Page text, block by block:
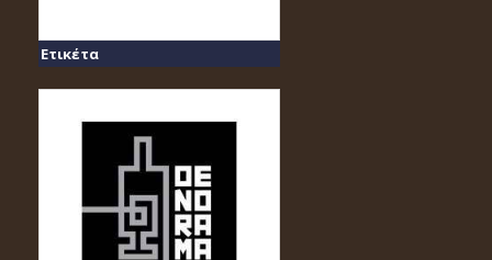
Ετικέτα